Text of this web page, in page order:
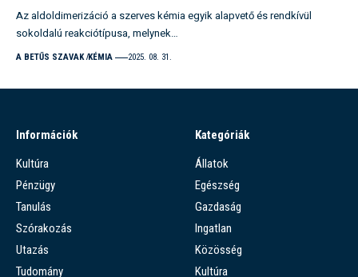
Az aldoldimerizáció a szerves kémia egyik alapvető és rendkívül
sokoldalú reakciótípusa, melynek…
A BETŰS SZAVAK KÉMIA 2025. 08. 31.
Információk
Kultúra
Pénzügy
Tanulás
Szórakozás
Utazás
Tudomány
Kategóriák
Állatok
Egészség
Gazdaság
Ingatlan
Közösség
Kultúra